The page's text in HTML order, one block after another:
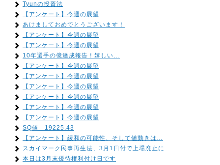
Tyunの投資法
【アンケート】今週の展望
あけましておめでとうございます！
【アンケート】今週の展望
【アンケート】今週の展望
10年選手の億達成報告！嬉しい…
【アンケート】今週の展望
【アンケート】今週の展望
【アンケート】今週の展望
【アンケート】今週の展望
【アンケート】今週の展望
【アンケート】今週の展望
SQ値 19225.43
【アンケート】緩和の可能性、そして値動きは…
スカイマーク民事再生法、3月1日付で上場廃止に
本日は3月末優待権利付け日です